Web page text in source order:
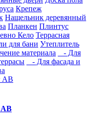
Крепеж
Нащельник деревянный
Планкен Плинтус
Кело Террасная
для бани Утеплитель
материала
- Для
- Для фасада и
АВ